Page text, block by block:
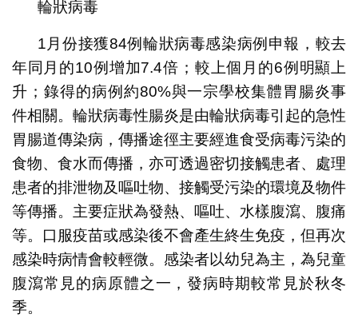
輪狀病毒
1月份接獲84例輪狀病毒感染病例申報，較去
年同月的10例增加7.4倍；較上個月的6例明顯上
升；錄得的病例約80%與一宗學校集體胃腸炎事
件相關。輪狀病毒性腸炎是由輪狀病毒引起的急性
胃腸道傳染病，傳播途徑主要經進食受病毒污染的
食物、食水而傳播，亦可透過密切接觸患者、處理
患者的排泄物及嘔吐物、接觸受污染的環境及物件
等傳播。主要症狀為發熱、嘔吐、水樣腹瀉、腹痛
等。口服疫苗或感染後不會產生終生免疫，但再次
感染時病情會較輕微。感染者以幼兒為主，為兒童
腹瀉常見的病原體之一，發病時期較常見於秋冬
季。